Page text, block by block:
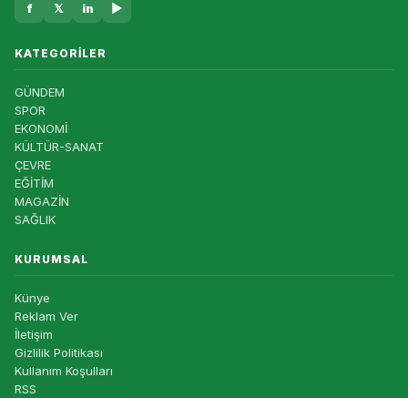
f 𝕏 in ▶
KATEGORILER
GÜNDEM
SPOR
EKONOMİ
KÜLTÜR-SANAT
ÇEVRE
EĞİTİM
MAGAZİN
SAĞLIK
KURUMSAL
Künye
Reklam Ver
İletişim
Gizlilik Politikası
Kullanım Koşulları
RSS